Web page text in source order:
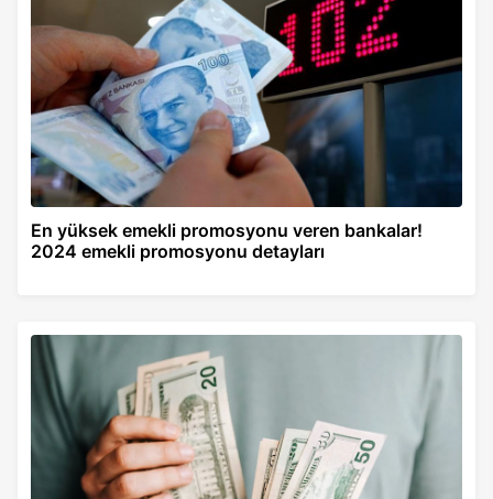
En yüksek emekli promosyonu veren bankalar!
2024 emekli promosyonu detayları